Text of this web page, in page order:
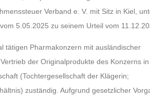
Verband e. V. mit Sitz in Kiel,
5.05.2025 zu seinem Urteil vom
tätigen Pharmakonzern mit ausländischer
der Originalprodukte des Konzerns
(Tochtergesellschaft der Klägerin;
zuständig. Aufgrund gesetzlicher